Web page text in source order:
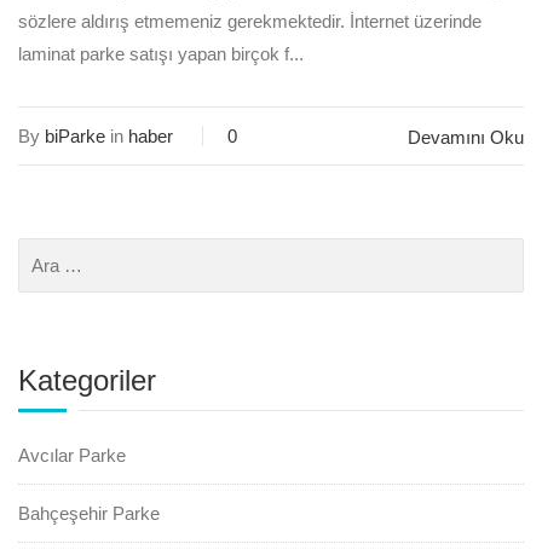
sözlere aldırış etmemeniz gerekmektedir. İnternet üzerinde
laminat parke satışı yapan birçok f...
Devamını Oku
By biParke in haber 0
Kategoriler
Avcılar Parke
Bahçeşehir Parke